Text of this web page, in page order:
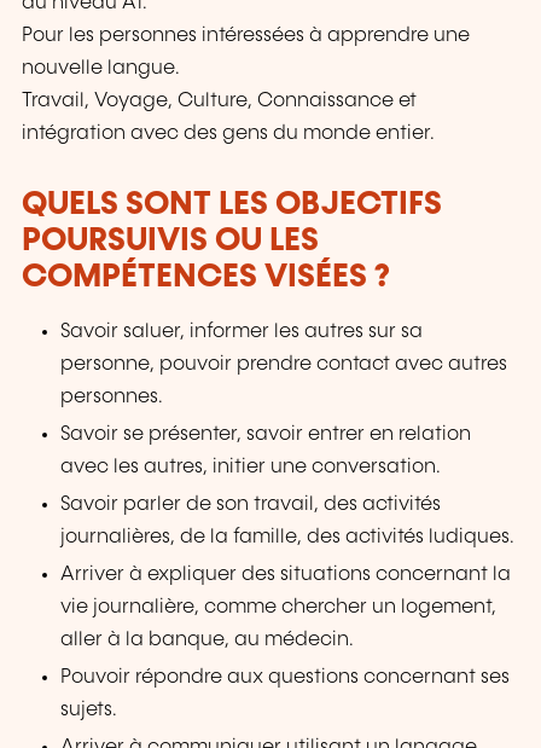
Pour les personnes intéressées à apprendre une
nouvelle langue.
Travail, Voyage, Culture, Connaissance et
intégration avec des gens du monde entier.
QUELS SONT LES OBJECTIFS
POURSUIVIS OU LES
COMPÉTENCES VISÉES ?
Savoir saluer, informer les autres sur sa
personne, pouvoir prendre contact avec autres
personnes.
Savoir se présenter, savoir entrer en relation
avec les autres, initier une conversation.
Savoir parler de son travail, des activités
journalières, de la famille, des activités ludiques.
Arriver à expliquer des situations concernant la
vie journalière, comme chercher un logement,
aller à la banque, au médecin.
Pouvoir répondre aux questions concernant ses
sujets.